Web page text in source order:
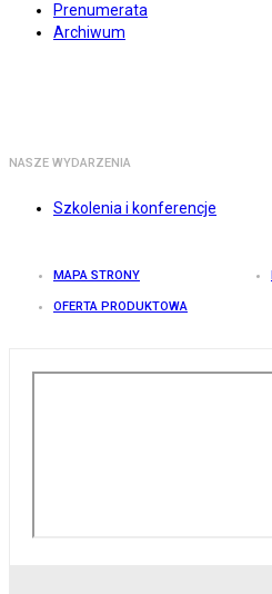
Prenumerata
Archiwum
NASZE WYDARZENIA
Szkolenia i konferencje
MAPA STRONY
OFERTA PRODUKTOWA